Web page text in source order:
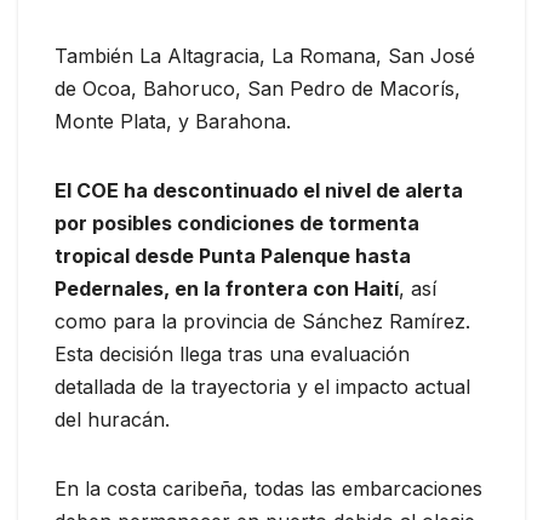
También La Altagracia, La Romana, San José
de Ocoa, Bahoruco, San Pedro de Macorís,
Monte Plata, y Barahona.
El COE ha descontinuado el nivel de alerta
por posibles condiciones de tormenta
tropical desde Punta Palenque hasta
Pedernales, en la frontera con Haití, así
como para la provincia de Sánchez Ramírez.
Esta decisión llega tras una evaluación
detallada de la trayectoria y el impacto actual
del huracán.
En la costa caribeña, todas las embarcaciones